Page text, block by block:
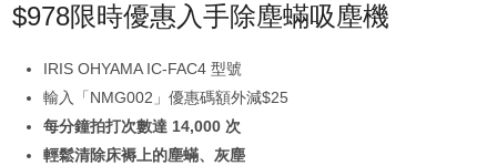
$978限時優惠入手除塵蟎吸塵機
IRIS OHYAMA IC-FAC4 型號
輸入「NMG002」優惠碼額外減$25
每分鐘拍打次數達 14,000 次
輕鬆清除床褥上的塵蟎、灰塵